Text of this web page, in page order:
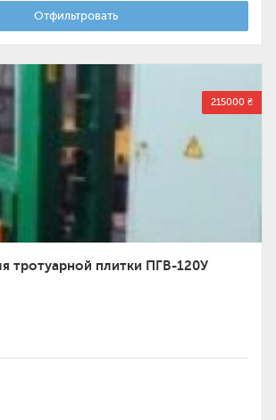
Отфильтровать
215000 ₴
тротуарной плитки ПГВ-120У